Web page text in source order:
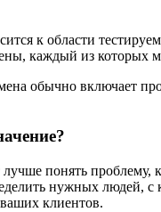
к области
каждый из которых
обычно включает
понять
нужных людей,
клиентов.